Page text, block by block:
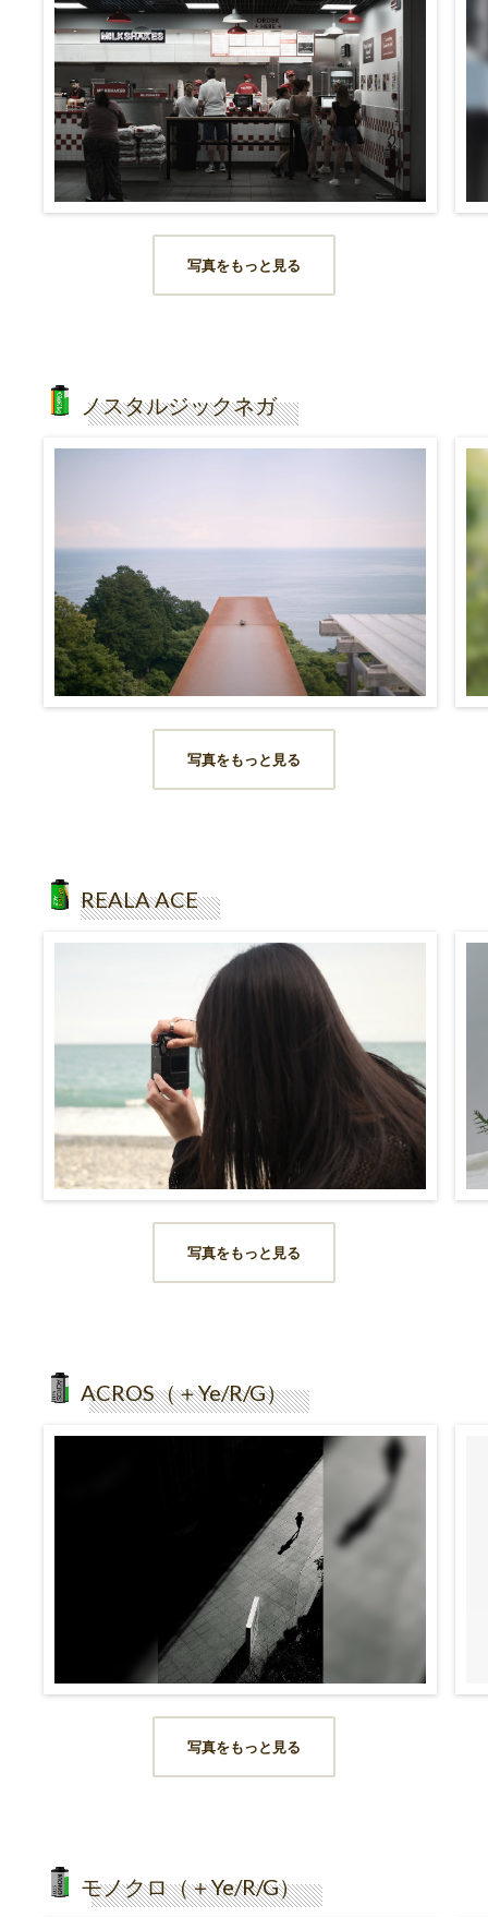
写真をもっと見る
ノスタルジックネガ
写真をもっと見る
REALA ACE
写真をもっと見る
ACROS（＋Ye/R/G）
写真をもっと見る
モノクロ（＋Ye/R/G）